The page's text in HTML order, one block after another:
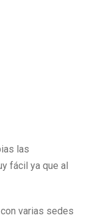
las
fácil ya que al
varias sedes